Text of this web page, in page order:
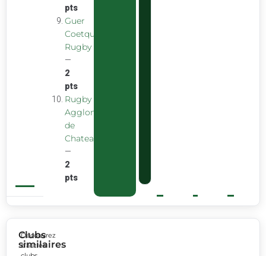
pts
Guer
Coetquidan
Rugby
—
2
pts
Rugby
Agglomeration
de
Chateaubourg
—
2
pts
Clubs
similaires
Découvrez
d’autres